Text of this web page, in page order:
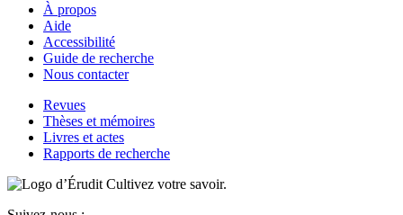
À propos
Aide
Accessibilité
Guide de recherche
Nous contacter
Revues
Thèses et mémoires
Livres et actes
Rapports de recherche
Cultivez votre savoir.